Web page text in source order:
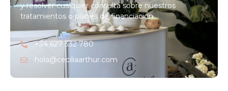
y resolver cualquier consulta sobre nuestros
tratamientos o planes de financiación.
+34 627 332 780
hola@ceciliaarthur.com